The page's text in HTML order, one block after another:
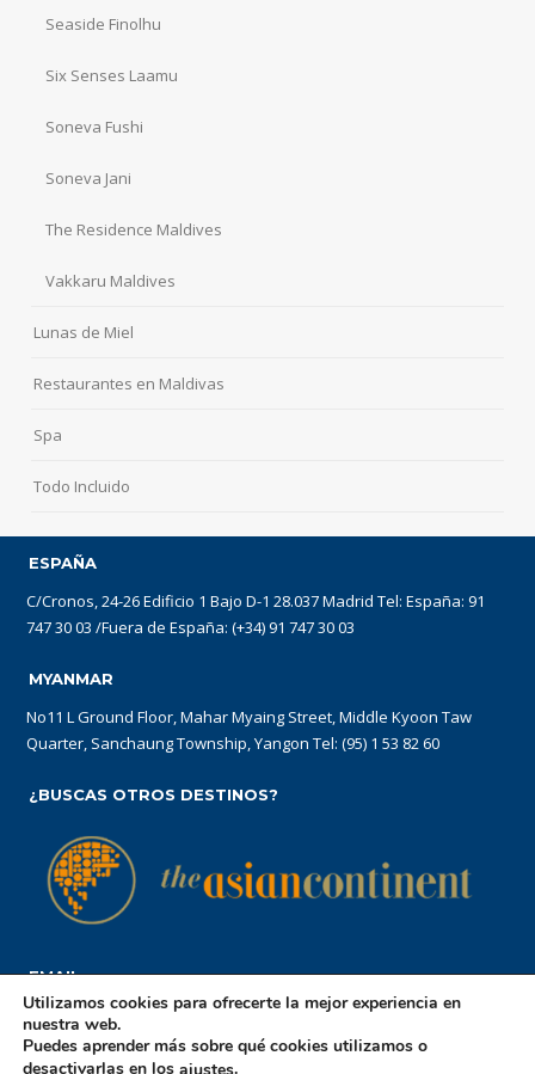
Seaside Finolhu
Six Senses Laamu
Soneva Fushi
Soneva Jani
The Residence Maldives
Vakkaru Maldives
Lunas de Miel
Restaurantes en Maldivas
Spa
Todo Incluido
ESPAÑA
C/Cronos, 24-26 Edificio 1 Bajo D-1 28.037 Madrid Tel: España: 91
747 30 03 /Fuera de España: (+34) 91 747 30 03
MYANMAR
No11 L Ground Floor, Mahar Myaing Street, Middle Kyoon Taw
Quarter, Sanchaung Township, Yangon Tel: (95) 1 53 82 60
¿BUSCAS OTROS DESTINOS?
EMAIL
reservations@theasiancontinent.com
Utilizamos cookies para ofrecerte la mejor experiencia en
nuestra web.
Puedes aprender más sobre qué cookies utilizamos o
desactivarlas en los
.